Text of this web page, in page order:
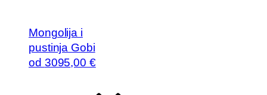
Mongolija i
pustinja Gobi
od 3095,00 €